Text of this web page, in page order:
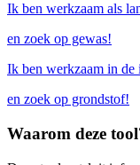
Ik ben werkzaam als
en zoek op gewas!
Ik ben werkzaam in de
en zoek op grondstof!
Waarom deze